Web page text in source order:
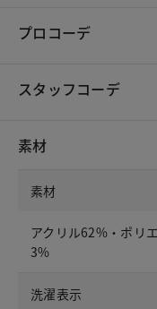
プロコーデ
スタッフコーデ
素材
素材
アクリル62%・ポリ
3%
洗濯表示